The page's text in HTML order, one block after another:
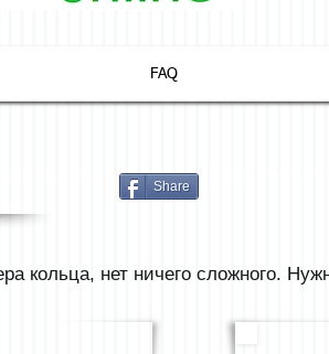
FAQ
Share
кольца, нет ничего сложного.